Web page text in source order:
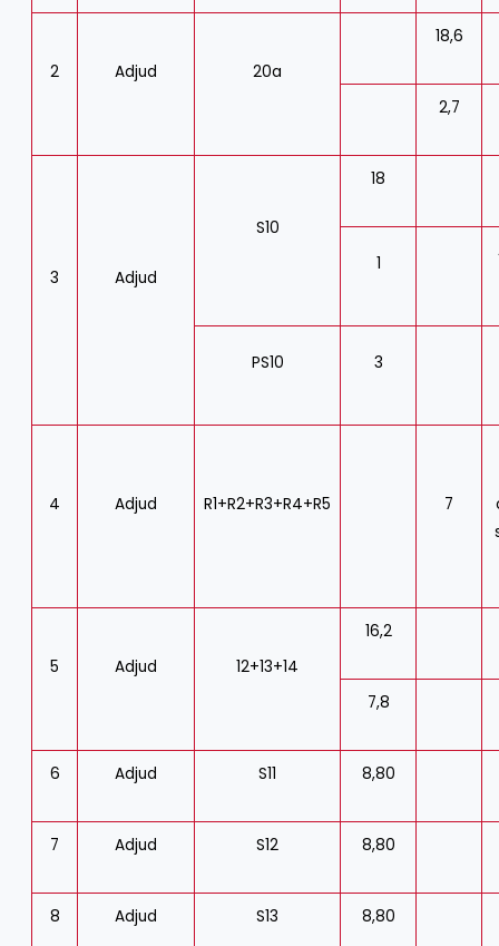
2 Adjud 20a
18,6
2,7
3 Adjud
S10
18
1
PS10 3
4 Adjud R1+R2+R3+R4+R5 7
5 Adjud 12+13+14
16,2
7,8
6 Adjud S11 8,80
7 Adjud S12 8,80
8 Adjud S13 8,80